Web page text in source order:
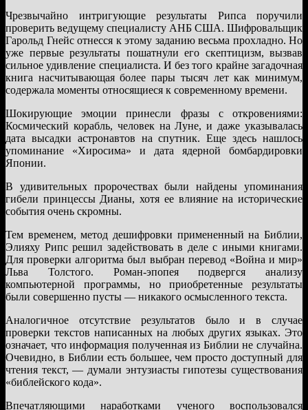
Чрезвычайно интригующие результаты Рипса поручили
проверить ведущему специалисту АНБ США. Шифровальщик
Гарольд Гнейс отнесся к этому заданию весьма прохладно. Но
уже первые результаты пошатнули его скептицизм, вызвав
сильное удивление специалиста. И без того крайне загадочная
книга насчитывающая более пары тысяч лет как минимум,
содержала моменты относящиеся к современному времени.
Шокирующие эмоции принесли фразы с откровениями:
Космический корабль, человек на Луне, и даже указывалась
дата высадки астронавтов на спутник. Еще здесь нашлось
упоминание «Хиросима» и дата ядерной бомбардировки
Японии.
В удивительных пророчествах были найдены упоминания
гибели принцессы Дианы, хотя ее влияние на исторические
события очень скромны.
Тем временем, метод дешифровки примененный на Библии,
Элияху Рипс решил задействовать в деле с иными книгами.
Для проверки алгоритма был выбран перевод «Война и мир»
Льва Толстого. Роман-эпопея подвергся анализу
компьютерной программы, но приобретенные результаты
были совершенно пусты — никакого осмысленного текста.
Аналогичное отсутствие результатов было и в случае
проверки текстов написанных на любых других языках. Это
означает, что информация полученная из Библии не случайна.
Очевидно, в Библии есть большее, чем просто доступный для
чтения текст, — думали энтузиасты гипотезы существования
«библейского кода».
Впечатляющими наработками ученого воспользовался